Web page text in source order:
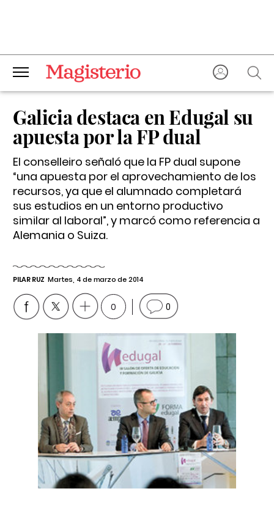
Galicia destaca en Edugal su
apuesta por la FP dual
El conselleiro señaló que la FP dual supone
“una apuesta por el aprovechamiento de los
recursos, ya que el alumnado completará
sus estudios en un entorno productivo
similar al laboral”, y marcó como referencia a
Alemania o Suiza.
PILAR RUZ Martes, 4 de marzo de 2014
0 0